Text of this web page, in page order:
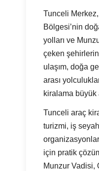
Tunceli
Bölgesi’nin
yolları ve
çeken
ulaşım, doğa
arası
kiralama büyük
Tunceli araç
turizmi, iş
için pratik
Munzur Vadisi,